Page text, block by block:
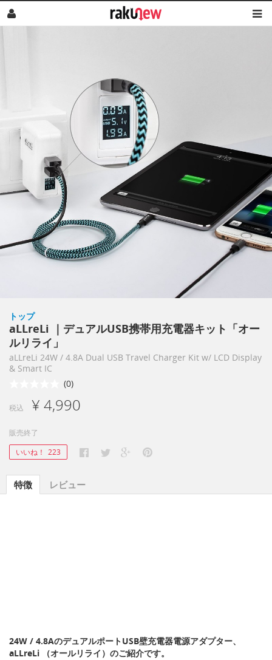
トップ
aLLreLi ｜デュアルUSB携帯用充電器キット「オー
ルリライ」
aLLreLi 24W / 4.8A Dual USB Travel Charger Kit w/ LCD Display
& Smart IC
(0)
税込 ¥ 4,990
販売終了
いいね！ 223
特徴 レビュー
24W / 4.8AのデュアルポートUSB壁充電器電源アダプター、
aLLreLi （オールリライ）のご紹介です。